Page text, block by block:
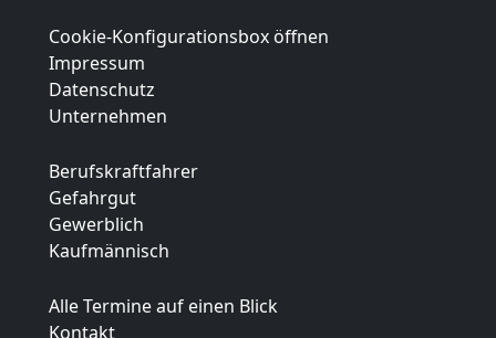
Cookie-Konfigurationsbox öffnen
Impressum
Datenschutz
Unternehmen
Berufskraftfahrer
Gefahrgut
Gewerblich
Kaufmännisch
Alle Termine auf einen Blick
Kontakt